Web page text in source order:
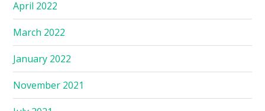
April 2022
March 2022
January 2022
November 2021